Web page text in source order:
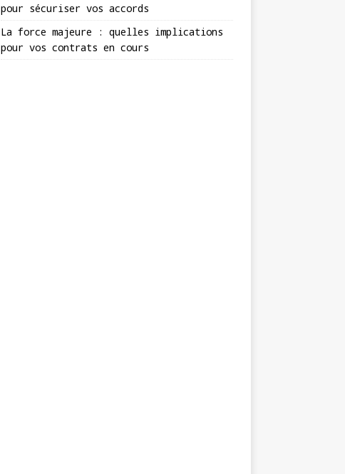
pour sécuriser vos accords
La force majeure : quelles implications
pour vos contrats en cours